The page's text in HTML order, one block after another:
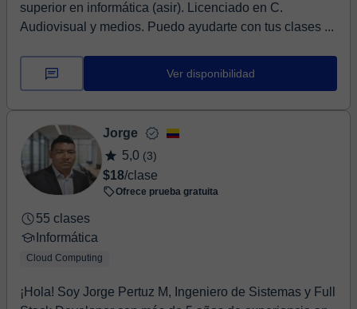
superior en informática (asir). Licenciado en C.
Audiovisual y medios. Puedo ayudarte con tus clases ...
Ver disponibilidad
Jorge
5,0 (3)
$18/clase
Ofrece prueba gratuita
55 clases
Informática
Cloud Computing
¡Hola! Soy Jorge Pertuz M, Ingeniero de Sistemas y Full